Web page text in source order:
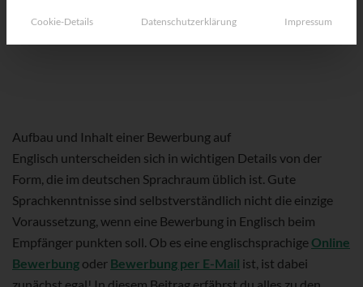
Aufbau und Inhalt einer Bewerbung auf
Englisch unterscheiden sich in wichtigen Details von der
Form, die im deutschen Sprachraum üblich ist. Gute
Sprachkenntnisse sind selbstverständlich nicht die einzige
Voraussetzung, wenn eine Bewerbung in Englisch beim
Empfänger punkten soll. Ob es eine englischsprachige Online
Bewerbung oder Bewerbung per E-Mail ist, ist dabei
Cookie-Details Datenschutzerklärung Impressum